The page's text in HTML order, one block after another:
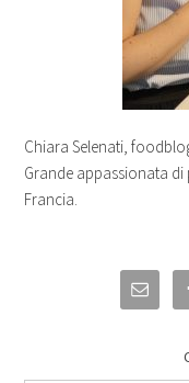
Chiara Selenati,
Grande appassionata
Francia.